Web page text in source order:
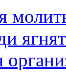
ягнят